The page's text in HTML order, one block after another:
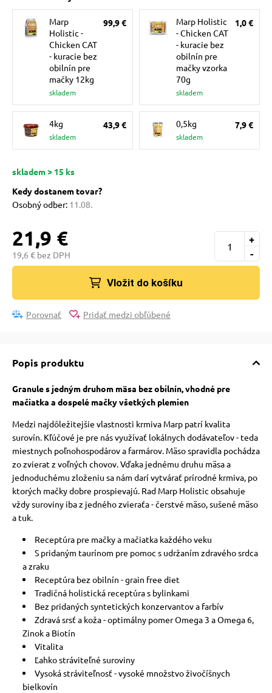
a ohlávky
so psom
poukazy
Marp
Holistic -
Chicken CAT
- kuracie bez
obilnín pre
mačky 12kg
skladem
99,9 €
Marp Holistic
- Chicken CAT
- kuracie bez
obilnín pre
mačky vzorka
70g
skladem
1,0 €
4kg
skladem
43,9 € 0,5kg
skladem
7,9 €
skladem > 15 ks
Kedy dostanem tovar?
Osobný odber: 11.08.
21,9 €
19,6 € bez DPH -
+
Vložit do košíku
Porovnať Pridať medzi obľúbené
Popis produktu
Granule s jedným druhom mäsa bez obilnín, vhodné pre
mačiatka a dospelé mačky všetkých plemien
Medzi najdôležitejšie vlastnosti krmiva Marp patrí kvalita
surovín. Kľúčové je pre nás využívať lokálnych dodávateľov - teda
miestnych poľnohospodárov a farmárov. Mäso spravidla pochádza
zo zvierat z voľných chovov. Vďaka jednému druhu mäsa a
jednoduchému zloženiu sa nám darí vytvárať prírodné krmiva, po
ktorých mačky dobre prospievajú. Rad Marp Holistic obsahuje
vždy suroviny iba z jedného zvieraťa - čerstvé mäso, sušené mäso
a tuk.
Receptúra ​​pre mačky a mačiatka každého veku
S pridaným taurínom pre pomoc s udržaním zdravého srdca
a zraku
Receptúra ​​bez obilnín - grain free diet
Tradičná holistická receptúra ​​s bylinkami
Bez pridaných syntetických konzervantov a farbív
Zdravá srsť a koža - optimálny pomer Omega 3 a Omega 6,
Zinok a Biotín
Vitalita
Ľahko stráviteľné suroviny
Vysoká stráviteľnosť - vysoké množstvo živočíšnych
bielkovín